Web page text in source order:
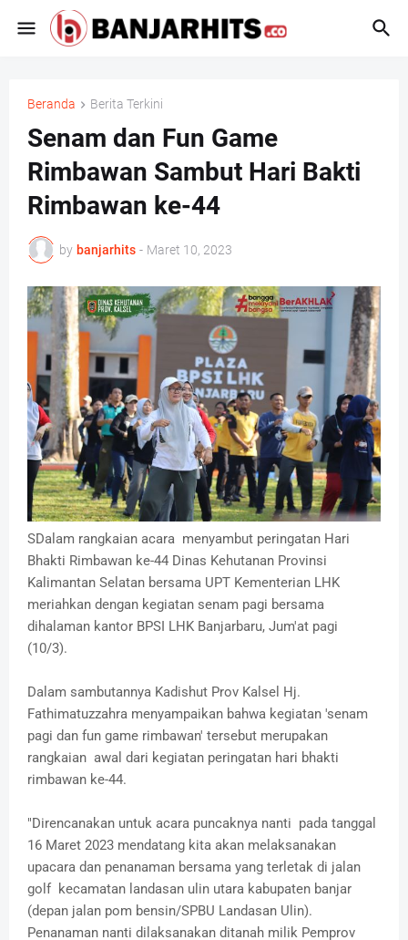
Beranda Berita Terkini
Senam dan Fun Game
Rimbawan Sambut Hari Bakti
Rimbawan ke-44
by banjarhits - Maret 10, 2023
SDalam rangkaian acara menyambut peringatan Hari
Bhakti Rimbawan ke-44 Dinas Kehutanan Provinsi
Kalimantan Selatan bersama UPT Kementerian LHK
meriahkan dengan kegiatan senam pagi bersama
dihalaman kantor BPSI LHK Banjarbaru, Jum'at pagi
(10/3).
Dalam sambutannya Kadishut Prov Kalsel Hj.
Fathimatuzzahra menyampaikan bahwa kegiatan 'senam
pagi dan fun game rimbawan' tersebut merupakan
rangkaian awal dari kegiatan peringatan hari bhakti
rimbawan ke-44.
"Direncanakan untuk acara puncaknya nanti pada tanggal
16 Maret 2023 mendatang kita akan melaksanakan
upacara dan penanaman bersama yang terletak di jalan
golf kecamatan landasan ulin utara kabupaten banjar
(depan jalan pom bensin/SPBU Landasan Ulin).
Penanaman nanti dilaksanakan ditanah milik Pemprov